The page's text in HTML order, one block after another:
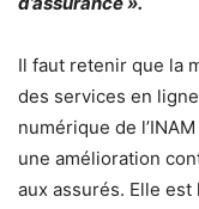
Il faut retenir que la
des services en
numérique de
une amélioration
aux assurés. Elle est